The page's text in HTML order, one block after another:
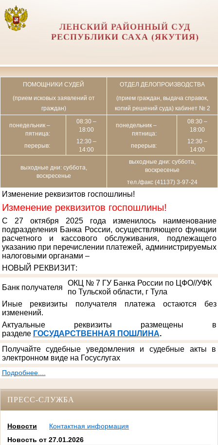
ЛЕНСКИЙ РАЙОННЫЙ СУД
РЕСПУБЛИКИ САХА (ЯКУТИЯ)
ПОМОЩНИКИ СУДЕЙ
(прием исковых заявлений от
граждан)
ОТДЕЛ ДЕЛОПРОИЗВОДСТВА
(прием граждан, выдача справок,
копий решений суда) кабинет № 2
понедельник –
пятница:
перерыв:
08:30 –
18:00
12:30 –
14:00
понедельник –
пятница:
перерыв:
08:30 –
18:00
12:30 –
14:00
выходные дни: суббота,
воскресенье
выходные дни: суббота,
воскресенье
тел./факс (41137) 3-97-24
Изменение реквизитов госпошлины!
Изменение реквизитов госпошлины!
С 27 октября 2025 года изменилось наименование
подразделения Банка России, осуществляющего функции
расчетного и кассового обслуживания, подлежащего
указанию при перечислении платежей, администрируемых
налоговыми органами –
НОВЫЙ РЕКВИЗИТ:
Банк получателя
ОКЦ № 7 ГУ Банка России по ЦФО//УФК
по Тульской области, г Тула
Иные реквизиты получателя платежа остаются без
изменений.
Актуальные реквизиты размещены в
разделе ГОСУДАРСТВЕННАЯ ПОШЛИНА.
Получайте судебные уведомления и судебные акты в
электронном виде на Госуслугах
Подробнее....
ПРЕСС-СЛУЖБА
Новости
Контактная информация
Новость от 27.01.2026